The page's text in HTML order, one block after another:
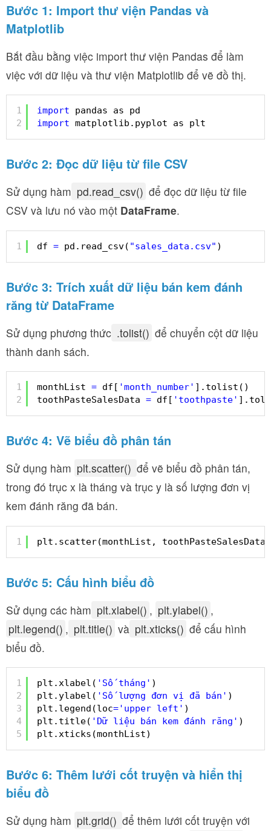
Bước 1: Import thư viện Pandas và
Matplotlib
Bắt đầu bằng việc import thư viện Pandas để làm
việc với dữ liệu và thư viện Matplotlib để vẽ đồ thị.
1
2
import
pandas as pd
import matplotlib.pyplot as plt
Bước 2: Đọc dữ liệu từ file CSV
Sử dụng hàm pd.read_csv() để đọc dữ liệu từ file
CSV và lưu nó vào một DataFrame.
1 df = pd.read_csv( "sales_data.csv" )
Bước 3: Trích xuất dữ liệu bán kem đánh
răng từ DataFrame
Sử dụng phương thức .tolist() để chuyển cột dữ liệu
thành danh sách.
1
2
monthList = df[ 'month_number' ].tolist()
toothPasteSalesData = df[ 'toothpaste'
Bước 4: Vẽ biểu đồ phân tán
Sử dụng hàm plt.scatter() để vẽ biểu đồ phân tán,
trong đó trục x là tháng và trục y là số lượng đơn vị
kem đánh răng đã bán.
1 plt.scatter(monthList,
Bước 5: Cấu hình biểu đồ
Sử dụng các hàm plt.xlabel() , plt.ylabel() ,
plt.legend() , plt.title() và plt.xticks() để cấu hình
biểu đồ.
1
2
3
4
5
plt.xlabel( 'Số tháng' )
plt.ylabel( 'Số lượng đơn vị đã bán' )
plt.legend(loc='upper left' )
plt.title( 'Dữ liệu bán kem đánh răng' )
plt.xticks(monthList)
Bước 6: Thêm lưới cốt truyện và hiển thị
biểu đồ
Sử dụng hàm plt.grid() để thêm lưới cốt truyện với